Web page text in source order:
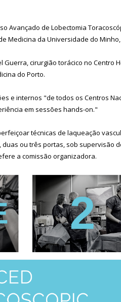
Avançado de Lobectomia
Medicina da Universidade do Minho,
cirurgião torácico no Centro
do Porto.
e internos "de todos os Centros
em sessões hands-on."
técnicas de laqueação
ou três portas, sob supervisão
a comissão organizadora.